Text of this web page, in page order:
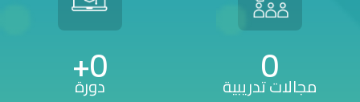
0
مجالات تدريبية 0
+
دورة